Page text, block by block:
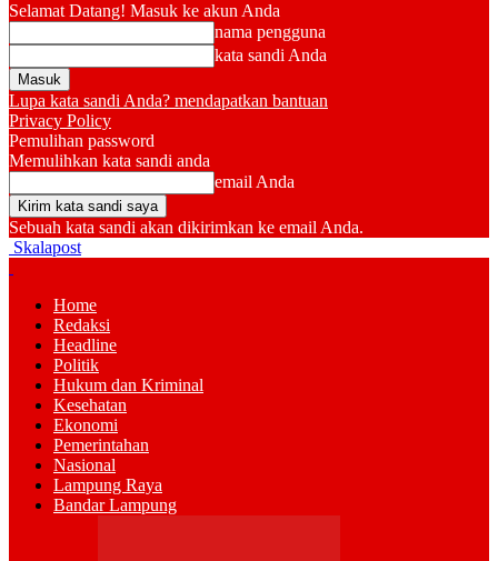
Selamat Datang! Masuk ke akun Anda
nama pengguna
kata sandi Anda
Lupa kata sandi Anda? mendapatkan bantuan
Privacy Policy
Pemulihan password
Memulihkan kata sandi anda
email Anda
Sebuah kata sandi akan dikirimkan ke email Anda.
Skalapost
Home
Redaksi
Headline
Politik
Hukum dan Kriminal
Kesehatan
Ekonomi
Pemerintahan
Nasional
Lampung Raya
Bandar Lampung